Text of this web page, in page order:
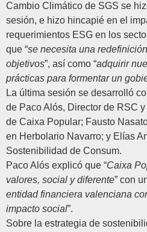
Cambio Climático de SGS se
sesión, e hizo hincapié en el
requerimientos ESG en los
que “se necesita una
objetivos”, así como “adquirir
prácticas para formentar un
La última sesión se desarrolló
de Paco Alós, Director de RSC
de Caixa Popular; Fausto
en Herbolario Navarro; y Elías
Sostenibilidad de Consum.
Paco Alós explicó que “Caixa
valores, social y diferente” con
entidad financiera valenciana
impacto social”.
Sobre la estrategia de